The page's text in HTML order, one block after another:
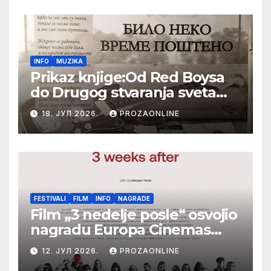
INFO MUZIKA
Prikaz knjige:Od Red Boysa
do Drugog stvaranja sveta
(bilo neko vreme pošteno)
(autor- Zlatomira Sremca,
Botoš 2022. godine,
samizdat)
18. ЈУЛ 2026. PROZAONLINE
FESTIVALI FILM INFO NAGRADE
Film „3 nedelje posle“ osvojio
nagradu Europa Cinemas
Label na Filmskom festivalu
u Karlovim Varima
12. ЈУЛ 2026. PROZAONLINE